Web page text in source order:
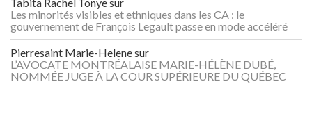
Les minorités visibles et ethniques dans les CA : le
gouvernement de François Legault passe en mode accéléré
Pierresaint Marie-Helenesur
L’AVOCATE MONTRÉALAISE MARIE-HÉLÈNE DUBÉ,
NOMMÉE JUGE À LA COUR SUPÉRIEURE DU QUÉBEC